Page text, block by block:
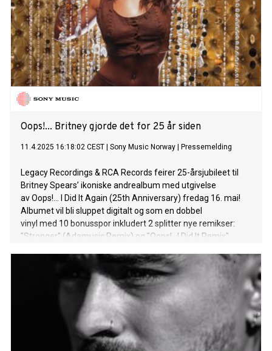
Oops!... Britney gjorde det for 25 år siden
11.4.2025 16:18:02 CEST Sony Music Norway Pressemelding
Legacy Recordings & RCA Records feirer 25-årsjubileet til
Britney Spears’ ikoniske andrealbum med utgivelse
av Oops!... I Did It Again (25th Anniversary) fredag ​​16. mai!
Albumet vil bli sluppet digitalt og som en dobbel
vinyl med 10 bonusspor inkludert 2 splitter nye remikser:
"Stronger" (Adamusic Remix) og "Oops!...I Did It Remix"